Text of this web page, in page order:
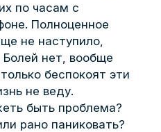
по часам с
Полноценное
не наступило,
Болей нет, вообще
беспокоят эти
не веду.
быть проблема?
рано паниковать?